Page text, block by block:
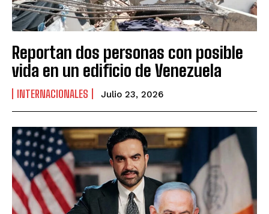
Reportan dos personas con posible
vida en un edificio de Venezuela
INTERNACIONALES Julio 23, 2026